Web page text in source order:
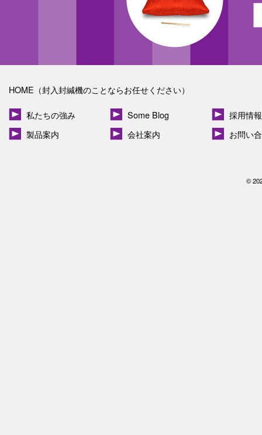
HOME（封入封緘機のことならお任せください）
私たちの強み
製品案内
Some Blog
会社案内
採用情報
お問い
©